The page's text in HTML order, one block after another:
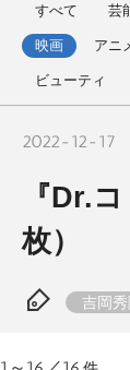
すべて 芸
映画 アニ
ビューティ
2022-12-17
『Dr.
枚）
吉岡秀